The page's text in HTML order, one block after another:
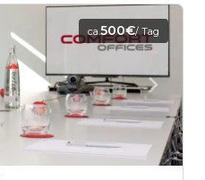
ca.500€/ Tag